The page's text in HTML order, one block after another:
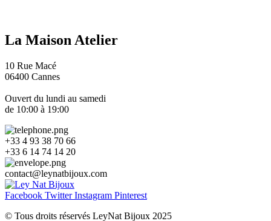
La Maison Atelier
10 Rue Macé
06400 Cannes
Ouvert du lundi au samedi
de 10:00 à 19:00
+33 4 93 38 70 66
+33 6 14 74 14 20​
contact@leynatbijoux.com
Facebook Twitter Instagram Pinterest
© Tous droits réservés LeyNat Bijoux 2025